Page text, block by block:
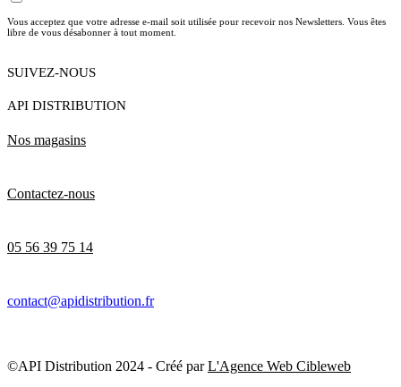
Vous acceptez que votre adresse e-mail soit utilisée pour recevoir nos Newsletters. Vous êtes
libre de vous désabonner à tout moment.
SUIVEZ-NOUS
API DISTRIBUTION
Nos magasins
Contactez-nous
05 56 39 75 14
contact@apidistribution.fr
©API Distribution 2024 - Créé parL'Agence Web Cibleweb